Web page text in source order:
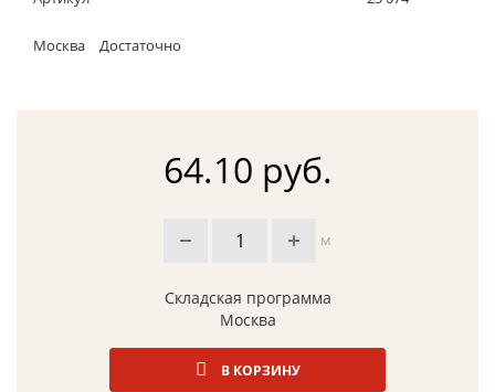
Москва Достаточно
64.10 руб.
м
Складская программа
Москва
В КОРЗИНУ